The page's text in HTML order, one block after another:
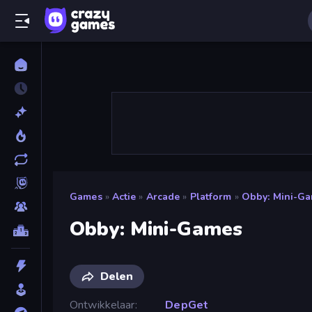
Games » Actie » Arcade » Platform » Obby: Mini-
Obby: Mini-Games
Delen
Ontwikkelaar
DepGet